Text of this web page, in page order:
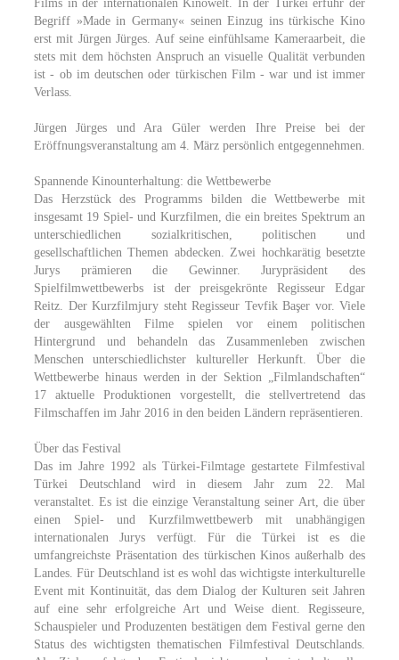
Films in der internationalen Kinowelt. In der Türkei erfuhr der
Begriff »Made in Germany« seinen Einzug ins türkische Kino
erst mit Jürgen Jürges. Auf seine einfühlsame Kameraarbeit, die
stets mit dem höchsten Anspruch an visuelle Qualität verbunden
ist - ob im deutschen oder türkischen Film - war und ist immer
Verlass.
Jürgen Jürges und Ara Güler werden Ihre Preise bei der
Eröffnungsveranstaltung am 4. März persönlich entgegennehmen.
Spannende Kinounterhaltung: die Wettbewerbe
Das Herzstück des Programms bilden die Wettbewerbe mit
insgesamt 19 Spiel- und Kurzfilmen, die ein breites Spektrum an
unterschiedlichen sozialkritischen, politischen und
gesellschaftlichen Themen abdecken. Zwei hochkarätig besetzte
Jurys prämieren die Gewinner. Jurypräsident des
Spielfilmwettbewerbs ist der preisgekrönte Regisseur Edgar
Reitz. Der Kurzfilmjury steht Regisseur Tevfik Başer vor. Viele
der ausgewählten Filme spielen vor einem politischen
Hintergrund und behandeln das Zusammenleben zwischen
Menschen unterschiedlichster kultureller Herkunft. Über die
Wettbewerbe hinaus werden in der Sektion „Filmlandschaften“
17 aktuelle Produktionen vorgestellt, die stellvertretend das
Filmschaffen im Jahr 2016 in den beiden Ländern repräsentieren.
Über das Festival
Das im Jahre 1992 als Türkei-Filmtage gestartete Filmfestival
Türkei Deutschland wird in diesem Jahr zum 22. Mal
veranstaltet. Es ist die einzige Veranstaltung seiner Art, die über
einen Spiel- und Kurzfilmwettbewerb mit unabhängigen
internationalen Jurys verfügt. Für die Türkei ist es die
umfangreichste Präsentation des türkischen Kinos außerhalb des
Landes. Für Deutschland ist es wohl das wichtigste interkulturelle
Event mit Kontinuität, das dem Dialog der Kulturen seit Jahren
auf eine sehr erfolgreiche Art und Weise dient. Regisseure,
Schauspieler und Produzenten bestätigen dem Festival gerne den
Status des wichtigsten thematischen Filmfestival Deutschlands.